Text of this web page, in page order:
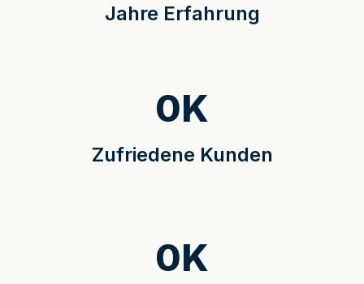
Jahre Erfahrung
Zufriedene Kunden
0K
0K